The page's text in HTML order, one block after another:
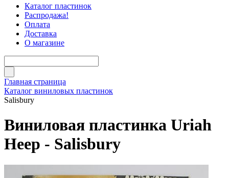
Каталог пластинок
Распродажа!
Оплата
Доставка
О магазине
Главная страница
Каталог виниловых пластинок
Salisbury
Виниловая пластинка Uriah
Heep - Salisbury